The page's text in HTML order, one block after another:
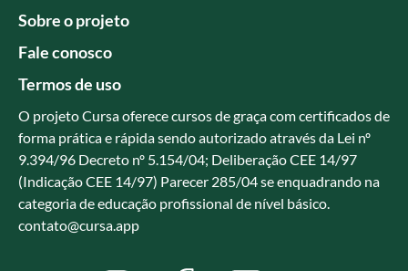
Sobre o projeto
Fale conosco
Termos de uso
O projeto Cursa oferece cursos de graça com certificados de
forma prática e rápida sendo autorizado através da Lei nº
9.394/96 Decreto nº 5.154/04; Deliberação CEE 14/97
(Indicação CEE 14/97) Parecer 285/04 se enquadrando na
categoria de educação profissional de nível básico.
contato@cursa.app